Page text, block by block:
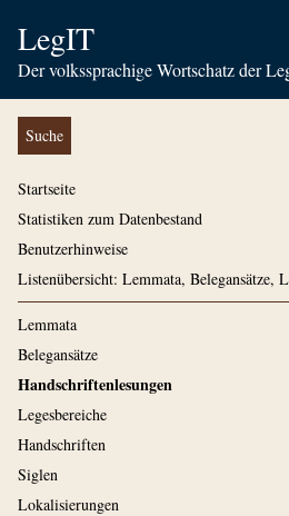
LegIT
Der volkssprachige Wortschatz der
Suche
Startseite
Statistiken zum Datenbestand
Benutzerhinweise
Listenübersicht: Lemmata, Belegansätze,
Lemmata
Belegansätze
Handschriftenlesungen
Legesbereiche
Handschriften
Siglen
Lokalisierungen